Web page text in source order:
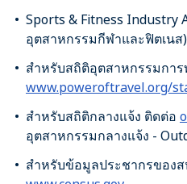
Sports & Fitness Industry
อุตสาหกรรมกีฬาและฟิตเนส)
สำหรับสถิติอุตสาหกรรมการ
www.poweroftravel.org/
สำหรับสถิติกลางแจ้ง ติดต่อ
อุตสาหกรรมกลางแจ้ง -
สำหรับข้อมูลประชากรของส